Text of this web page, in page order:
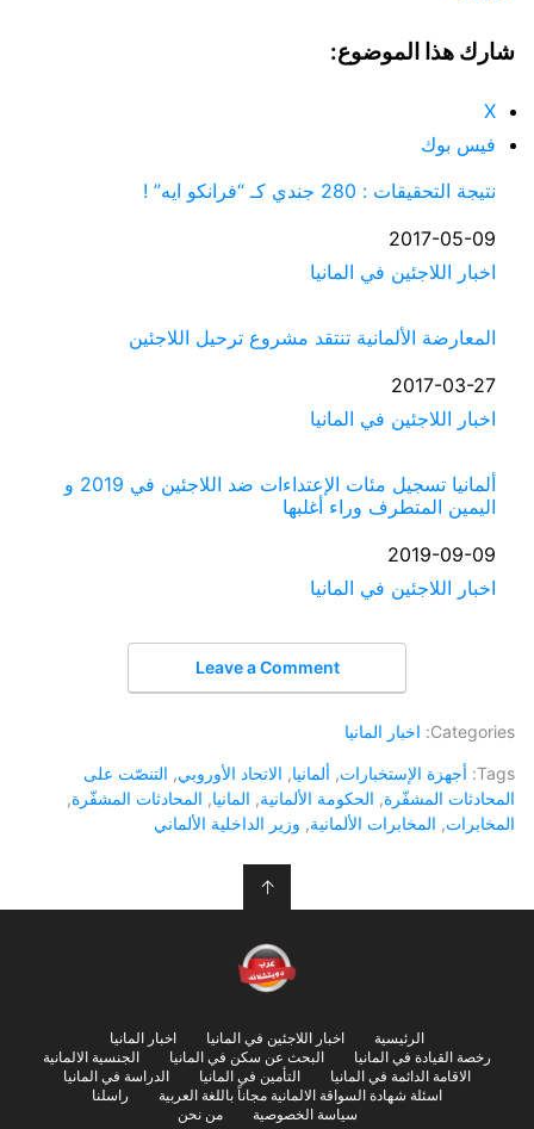
شارك هذا الموضوع:
X
فيس بوك
نتيجة التحقيقات : 280 جندي كـ “فرانكو ايه” !
التاريخ
2017-05-09
في ما يتعلق بما يأتي
اخبار اللاجئين في المانيا
المعارضة الألمانية تنتقد مشروع ترحيل اللاجئين
التاريخ
2017-03-27
في ما يتعلق بما يأتي
اخبار اللاجئين في المانيا
ألمانيا تسجيل مئات الإعتداءات ضد اللاجئين في 2019 و
اليمين المتطرف وراء أغلبها
التاريخ
2019-09-09
في ما يتعلق بما يأتي
اخبار اللاجئين في المانيا
Leave a Comment
Categories: اخبار المانيا
Tags: أجهزة الإستخبارات, ألمانيا, الاتحاد الأوروبي, التنصّت على
المحادثات المشفّرة, الحكومة الألمانية, المانيا, المحادثات المشفّرة,
المخابرات, المخابرات الألمانية, وزير الداخلية الألماني
↑
الرئيسية اخبار اللاجئين في المانيا
اخبار المانيا
رخصة القيادة في المانيا
البحث عن سكن في المانيا
الجنسية الالمانية
الاقامة الدائمة في المانيا
التأمين في المانيا
الدراسة في المانيا
اسئلة شهادة السواقة الالمانية مجاناً باللغة العربية
راسلنا
سياسة الخصوصية
من نحن